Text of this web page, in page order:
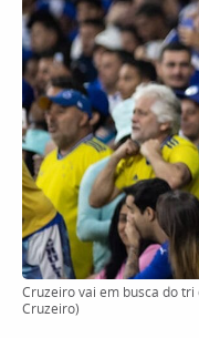
Cruzeiro vai em busca do
Cruzeiro)